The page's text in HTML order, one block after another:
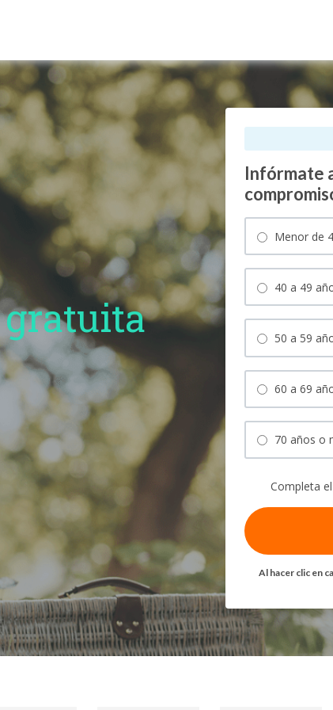
gratuita
Infórmate
Menor de
40 a 49
50 a 59
60 a 69
70 años o
Completa
Al hacer clic en